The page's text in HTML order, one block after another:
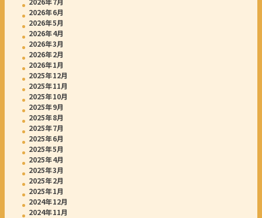
2026年6月
2026年5月
2026年4月
2026年3月
2026年2月
2026年1月
2025年12月
2025年11月
2025年10月
2025年9月
2025年8月
2025年7月
2025年6月
2025年5月
2025年4月
2025年3月
2025年2月
2025年1月
2024年12月
2024年11月